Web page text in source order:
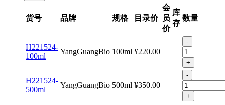
货号 品牌 规格 目录价
会
员
价
库
存
数量
H221524-
100ml
YangGuangBio 100ml ¥220.00
-
+
H221524-
500ml
YangGuangBio 500ml ¥350.00
-
+